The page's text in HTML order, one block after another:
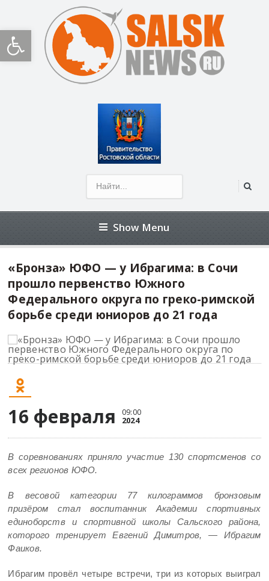
Открыть панель инструментов
Show Menu
«Бронза» ЮФО — у Ибрагима: в Сочи
прошло первенство Южного
Федерального округа по греко-римской
борьбе среди юниоров до 21 года
16 февраля 09:00
2024
В соревнованиях приняло участие 130 спортсменов со
всех регионов ЮФО.
В весовой категории 77 килограммов бронзовым
призёром стал воспитанник Академии спортивных
единоборств и спортивной школы Сальского района,
которого тренирует Евгений Димитров, — Ибрагим
Фаиков.
Ибрагим провёл четыре встречи, три из которых выиграл